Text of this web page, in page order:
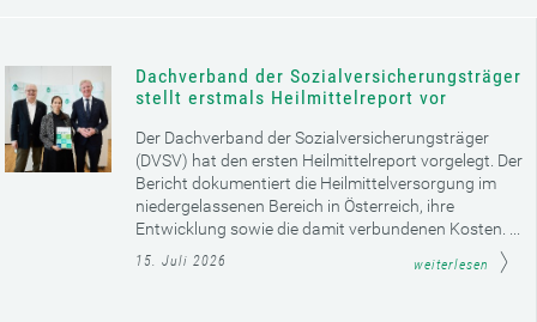
Dachverband der Sozialversicherungsträger
stellt erstmals Heilmittelreport vor
Der Dachverband der Sozialversicherungsträger
(DVSV) hat den ersten Heilmittelreport vorgelegt. Der
Bericht dokumentiert die Heilmittelversorgung im
niedergelassenen Bereich in Österreich, ihre
Entwicklung sowie die damit verbundenen Kosten. ...
15. Juli 2026 weiterlesen